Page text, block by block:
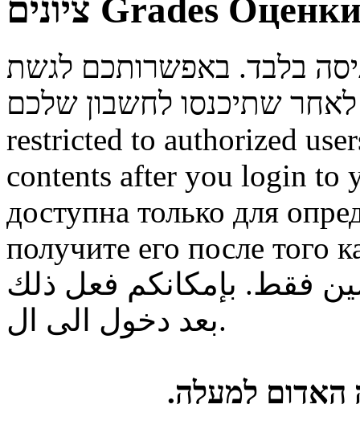
ציונים Grades
בלבד. באפשרותכם לגשת
restricted to authorized
contents after you login to
доступна только для
получите его после того
فقط. بإمكانكم فعل ذلك
بعد دخول الى ال.
האדום למעלה.